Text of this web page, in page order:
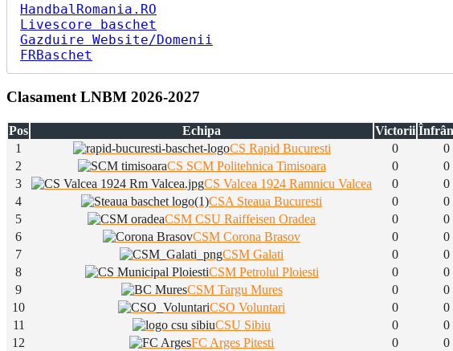
HandbalRomania.RO
Livescore baschet
Gazduire Website/Domenii
FRBaschet
Clasament LNBM 2026-2027
Pos Echipa Victorii
1
CS Rapid Bucuresti 0
0
2
CS SCM Politehnica Timisoara 0
0
3
CS Valcea 1924 Ramnicu Valcea 0
0
4
CSA Steaua Bucuresti 0
0
5
CSM CSU Raiffeisen Oradea 0
0
6
CSM Corona Brasov 0
0
7
CSM Galati 0
0
8
CSM Petrolul Ploiesti 0
0
9
CSM Targu Mures 0
0
10
CSO Voluntari 0
0
11
CSU Sibiu 0
0
12
FC Arges Pitesti 0
0